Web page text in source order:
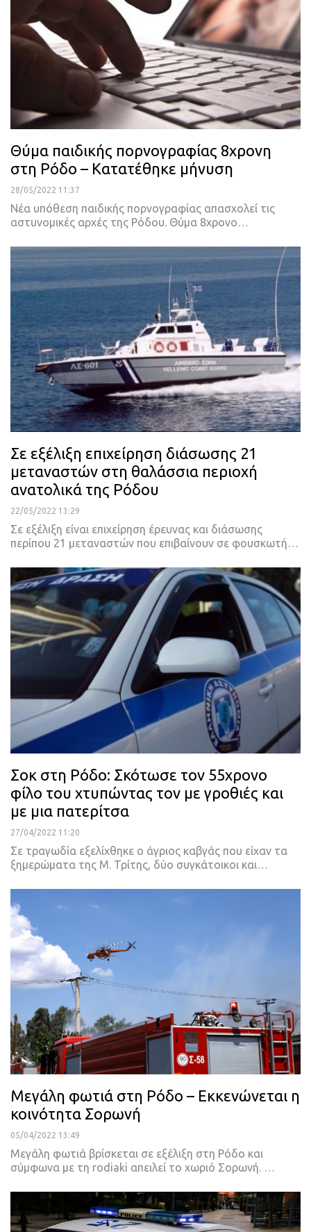
Θύμα παιδικής πορνογραφίας 8χρονη
στη Ρόδο – Κατατέθηκε μήνυση
28/05/2022 11:37
Nέα υπόθεση παιδικής πορνογραφίας απασχολεί τις
αστυνομικές αρχές της Ρόδου. Θύμα 8χρονο
Σε εξέλιξη επιχείρηση διάσωσης 21
μεταναστών στη θαλάσσια περιοχή
ανατολικά της Ρόδου
22/05/2022 13:29
Σε εξέλιξη είναι επιχείρηση έρευνας και διάσωσης
περίπου 21 μεταναστών που επιβαίνουν σε φουσκωτή…
Σοκ στη Ρόδο: Σκότωσε τον 55χρονο
φίλο του χτυπώντας τον με γροθιές και
με μια πατερίτσα
27/04/2022 11:20
Σε τραγωδία εξελίχθηκε ο άγριος καβγάς που είχαν τα
ξημερώματα της Μ. Τρίτης, δύο συγκάτοικοι και
Μεγάλη φωτιά στη Ρόδο – Εκκενώνεται η
κοινότητα Σορωνή
05/04/2022 13:49
Μεγάλη φωτιά βρίσκεται σε εξέλιξη στη Ρόδο και
σύμφωνα με τη rodiaki απειλεί το χωριό Σορωνή. …